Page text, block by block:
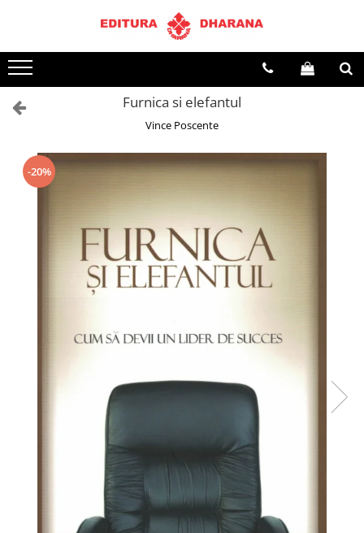
Toate Produsele
CARTI EDITURA DHARANA
OFERTE LA PACHET
Terapii
Dietoterapie
AUDIOBOOK
Business, Economie
Furnica si elefantul
Vince Poscente
-20%